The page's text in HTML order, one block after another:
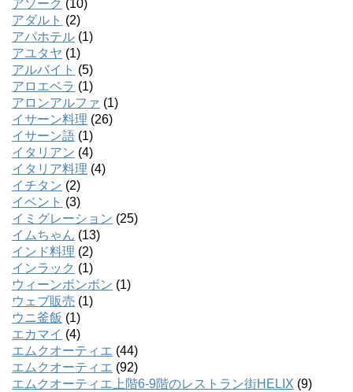
アソーク (10)
アダルト (2)
アパホテル (1)
アユタヤ (1)
アルバイト (5)
アロエベラ (1)
アロンアルファ (1)
イサーン料理 (26)
イサーン語 (1)
イタリアン (4)
イタリア料理 (4)
イチタン (2)
イベント (3)
イミグレーション (25)
イムちゃん (13)
インド料理 (2)
インラック (1)
ウィーンボンボン (1)
ウェブ販売 (1)
ウニ釜飯 (1)
エカマイ (4)
エムクオーティエ (44)
エムクオーティエ (92)
エムクオーティエ上階6-9階のレストラン街HELIX (9)